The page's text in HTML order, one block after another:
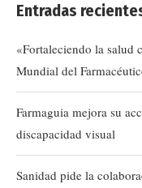
Entradas
«Fortaleciendo la salud
Mundial del
Farmaguia mejora su
discapacidad visual
Sanidad pide la